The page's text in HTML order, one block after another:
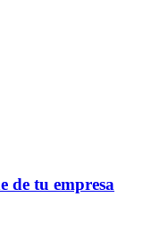
de tu empresa